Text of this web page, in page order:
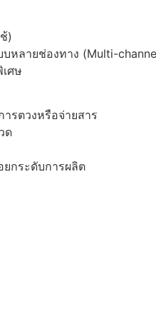
)
หลายช่องทาง (Multi-
ศษ
รตวงหรือจ่ายสาร
ด
กระดับการผลิต